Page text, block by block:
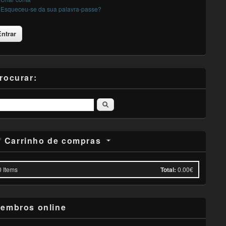
Esqueceu-se da sua palavra-passe?
Pesquisar
Carrinho de compras
Items Total: 0.00€
online